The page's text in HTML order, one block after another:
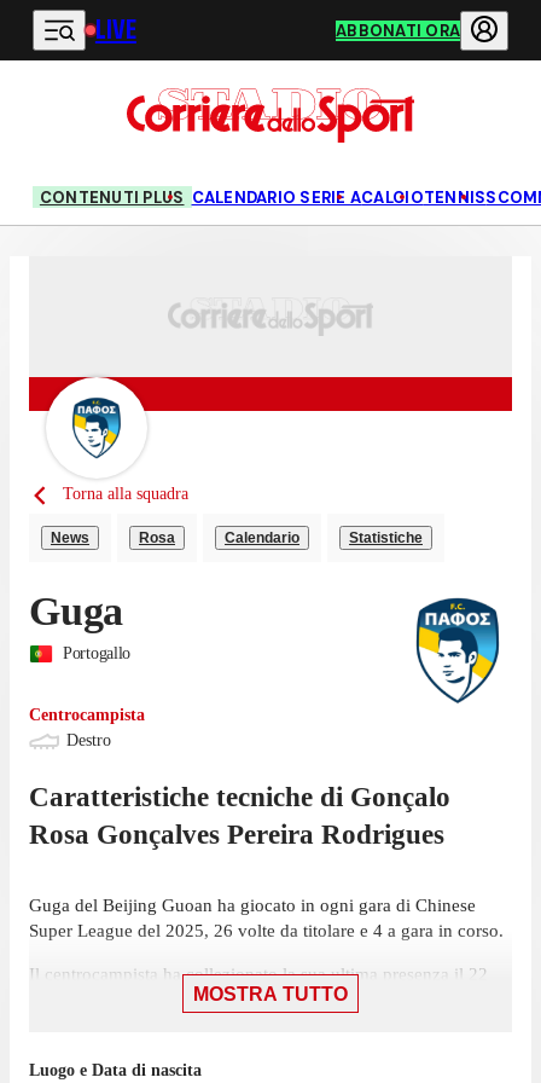
Vai al contenuto principale
LIVE ABBONATI ORA
CONTENUTI PLUS CALENDARIO SERIE ACALCIOTENNIS
Torna alla squadra
News Rosa Calendario Statistiche
Guga
Portogallo
Centrocampista
Destro
Caratteristiche tecniche di Gonçalo
Rosa Gonçalves Pereira Rodrigues
Guga del Beijing Guoan ha giocato in ogni gara di Chinese
Super League del 2025, 26 volte da titolare e 4 a gara in corso.
Il centrocampista ha collezionato la sua ultima presenza il 22
novembre, con Beijing Guoan: una vittoria per 5-1 contro
MOSTRA TUTTO
Luogo e Data di nascita